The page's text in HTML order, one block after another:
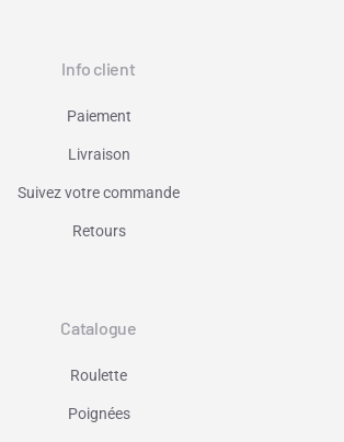
Info client
Paiement
Livraison
Suivez votre commande
Retours
Catalogue
Roulette
Poignées